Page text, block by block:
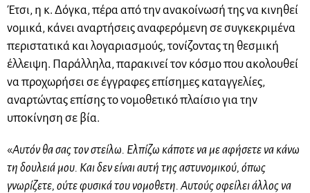
Έτσι, η κ. Δόγκα, πέρα από την ανακοίνωσή της να κινηθεί
νομικά, κάνει αναρτήσεις αναφερόμενη σε συγκεκριμένα
περιστατικά και λογαριασμούς, τονίζοντας τη θεσμική
έλλειψη. Παράλληλα, παρακινεί τον κόσμο που ακολουθεί
να προχωρήσει σε έγγραφες επίσημες καταγγελίες,
αναρτώντας επίσης το νομοθετικό πλαίσιο για την
υποκίνηση σε βία.
«Αυτόν θα σας τον στείλω. Ελπίζω κάποτε να με αφήσετε να κάνω
τη δουλειά μου. Και δεν είναι αυτή της αστυνομικού, όπως
γνωρίζετε, ούτε φυσικά του νομοθετη. Αυτούς οφείλει άλλος να